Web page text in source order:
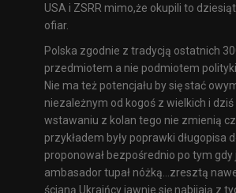
USA i ZSRR mimo,że okupili to
ofiar.
Polska zgodnie z tradycją ostatnich
przedmiotem a nie podmiotem
Nie ma też potencjału by się stać
niezależnym od kogoś z wielkich i dziś
wstawaniu z kolan tego nie zmienią
przykładem były poprawki długopisa
proponował bezpośrednio po tym gdy
ambasador tupał nóżką…zresztą
ścianą Ukraińcy jawnie się nabijają z